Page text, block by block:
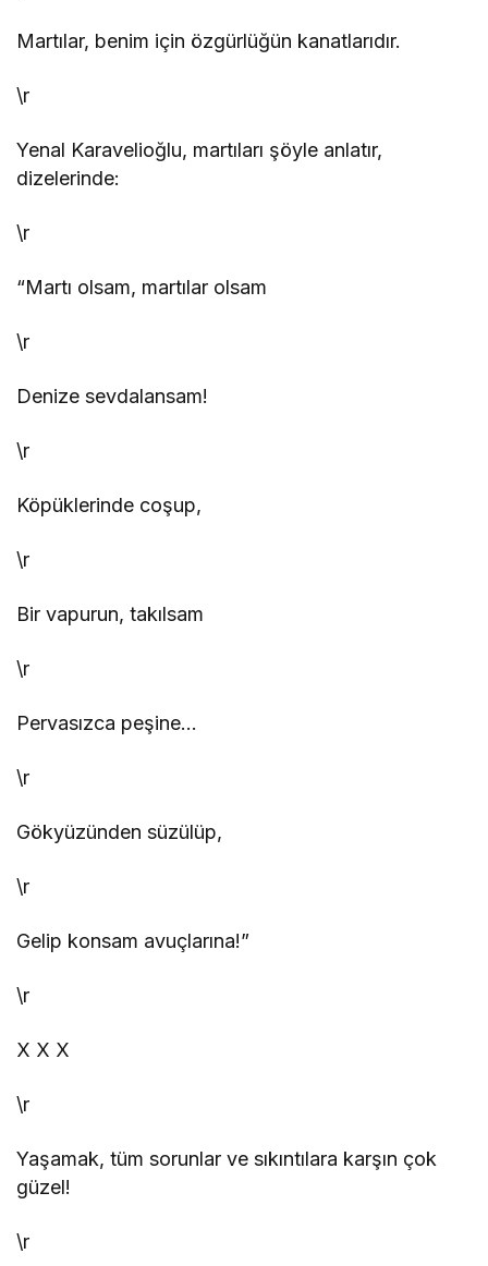
Martılar, benim için özgürlüğün kanatlarıdır.
\r
Yenal Karavelioğlu, martıları şöyle anlatır,
dizelerinde:
\r
“Martı olsam, martılar olsam
\r
Denize sevdalansam!
\r
Köpüklerinde coşup,
\r
Bir vapurun, takılsam
\r
Pervasızca peşine…
\r
Gökyüzünden süzülüp,
\r
Gelip konsam avuçlarına!”
\r
X X X
\r
Yaşamak, tüm sorunlar ve sıkıntılara karşın çok
güzel!
\r